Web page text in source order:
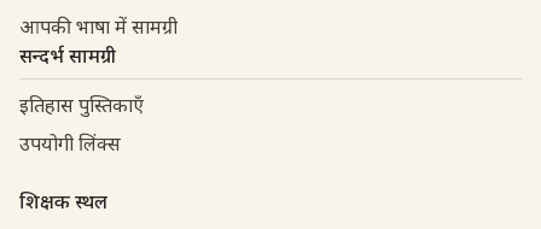
आपकी भाषा में सामग्री
सन्दर्भ सामग्री
इतिहास पुस्तिकाएँ
उपयोगी लिंक्स
शिक्षक स्थल